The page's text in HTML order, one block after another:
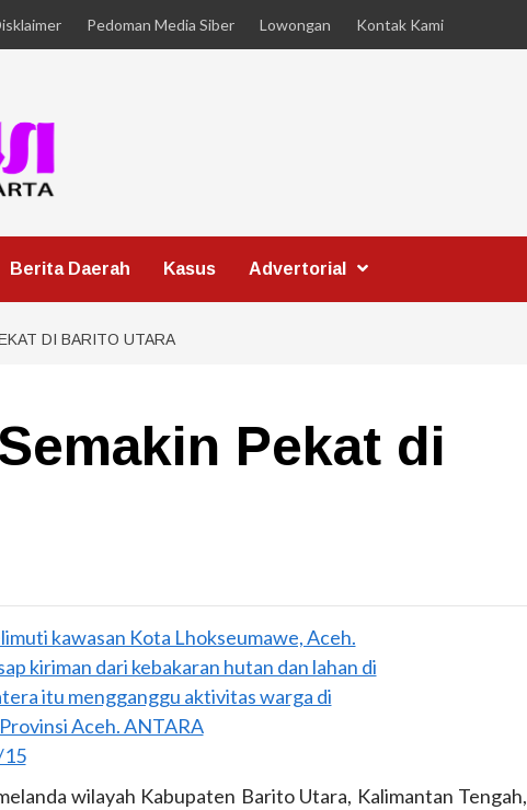
Pedoman Media Siber Lowongan Kontak Kami
Berita Daerah Kasus Advertorial
DI BARITO UTARA
Pekat di
wilayah Kabupaten Barito Utara, Kalimantan Tengah,